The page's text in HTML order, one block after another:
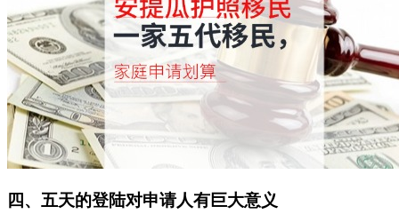
四、五天的登陆对申请人有巨大意义